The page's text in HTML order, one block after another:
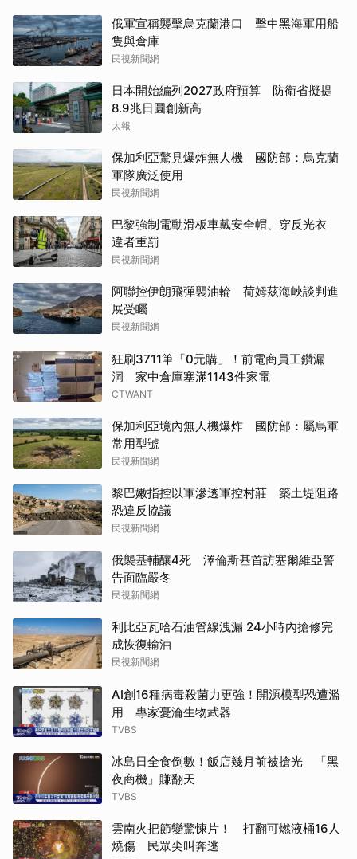
俄軍宣稱襲擊烏克蘭港口 擊中黑海軍用船
隻與倉庫
民視新聞網
日本開始編列2027政府預算 防衛省擬提
8.9兆日圓創新高
太報
保加利亞驚見爆炸無人機 國防部：烏克蘭
軍隊廣泛使用
民視新聞網
巴黎強制電動滑板車戴安全帽、穿反光衣
違者重罰
民視新聞網
阿聯控伊朗飛彈襲油輪 荷姆茲海峽談判進
展受矚
民視新聞網
狂刷3711筆「0元購」！前電商員工鑽漏
洞 家中倉庫塞滿1143件家電
CTWANT
保加利亞境內無人機爆炸 國防部：屬烏軍
常用型號
民視新聞網
黎巴嫩指控以軍滲透軍控村莊 築土堤阻路
恐違反協議
民視新聞網
俄襲基輔釀4死 澤倫斯基首訪塞爾維亞警
告面臨嚴冬
民視新聞網
利比亞瓦哈石油管線洩漏 24小時內搶修完
成恢復輸油
民視新聞網
AI創16種病毒殺菌力更強！開源模型恐遭濫
用 專家憂淪生物武器
TVBS
冰島日全食倒數！飯店幾月前被搶光 「黑
夜商機」賺翻天
TVBS
雲南火把節變驚悚片！ 打翻可燃液桶16人
燒傷 民眾尖叫奔逃